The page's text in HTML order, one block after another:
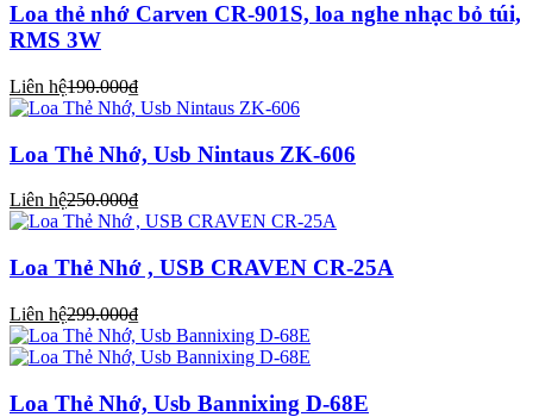
Loa thẻ nhớ Carven CR-901S, loa nghe nhạc bỏ túi,
RMS 3W
Liên hệ190.000₫
Loa Thẻ Nhớ, Usb Nintaus ZK-606
Liên hệ250.000₫
Loa Thẻ Nhớ , USB CRAVEN CR-25A
Liên hệ299.000₫
Loa Thẻ Nhớ, Usb Bannixing D-68E